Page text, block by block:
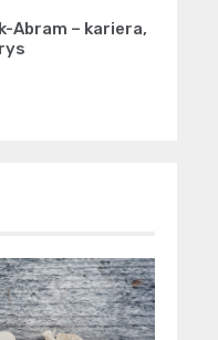
Abram – kariera,